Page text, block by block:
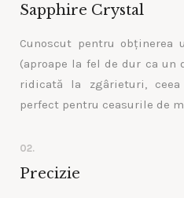
Sapphire Crystal
Cunoscut pentru obținerea
(aproape la fel de dur ca un
ridicată la zgârieturi,
perfect pentru ceasurile de
02.
Precizie